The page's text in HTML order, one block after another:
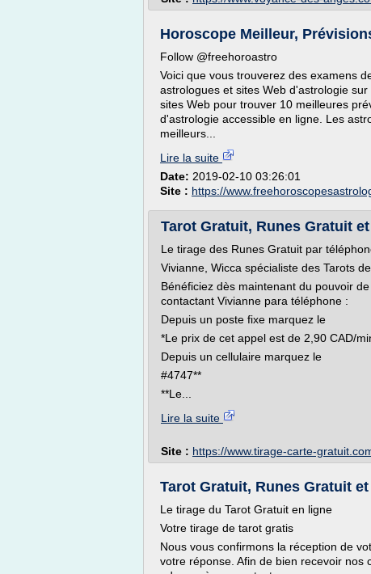
Horoscope Meilleur,
Follow @freehoroastro
Voici que vous trouverez des examens
astrologues et sites Web d'astrologie
sites Web pour trouver 10 meilleures
d'astrologie accessible en ligne. Les
meilleurs...
Lire la suite
Date: 2019-02-10 03:26:01
Site : https://
Tarot Gratuit, Runes Gratuit
Le tirage des Runes Gratuit par
Vivianne, Wicca spécialiste des Tarots
Bénéficiez dès maintenant du pouvoir
contactant Vivianne para téléphone :
Depuis un poste fixe marquez le
*Le prix de cet appel est de 2,90 CAD/
Depuis un cellulaire marquez le
#4747**
**Le...
Lire la suite
Site : https://www.tirage-carte-
Tarot Gratuit, Runes Gratuit
Le tirage du Tarot Gratuit en ligne
Votre tirage de tarot gratis
Nous vous confirmons la réception de
votre réponse. Afin de bien recevoir